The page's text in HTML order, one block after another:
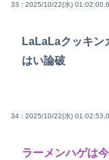
33 : 2025/10/22(水)
LaLaLaクッキン
はい論破
34 : 2025/10/22(水)
ラーメンハゲは